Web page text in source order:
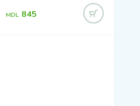
MDL 845